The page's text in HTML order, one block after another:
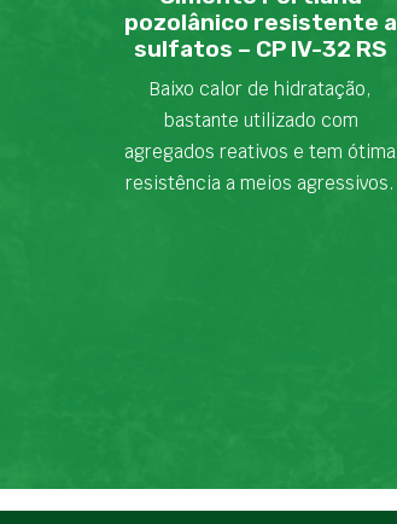
pozolânico resistente a
sulfatos – CP IV-32 RS
Baixo calor de hidratação,
bastante utilizado com
agregados reativos e tem ótima
resistência a meios agressivos.